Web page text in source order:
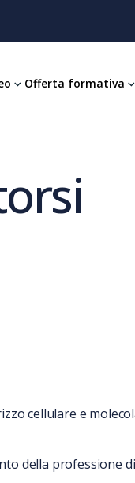
Offerta formativa
cellulare e
della professione